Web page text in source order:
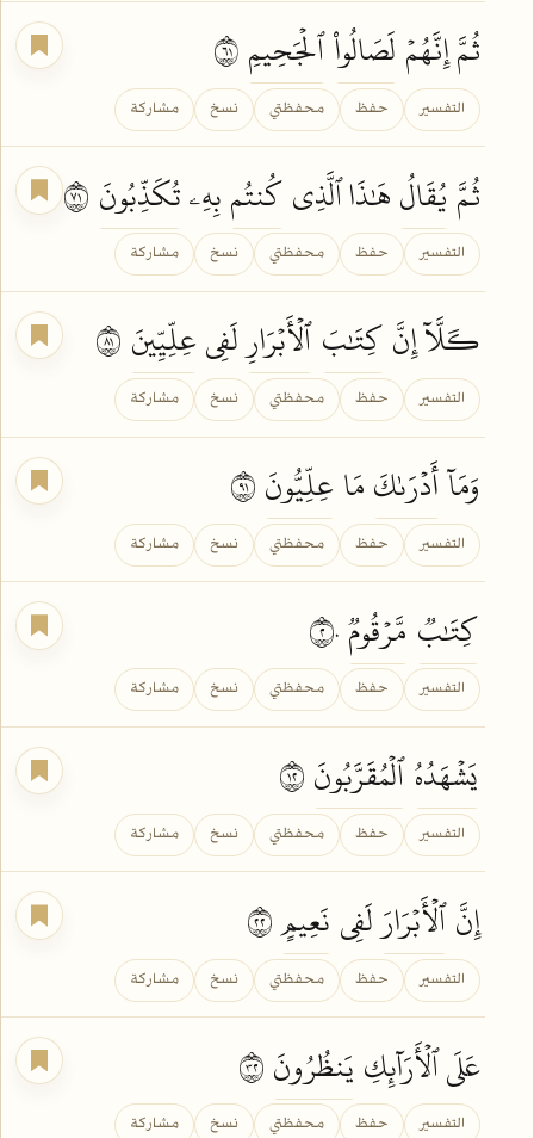
ثُمَّ إِنَّهُمۡ لَصَالُواْٱلۡجَحِيمِ
التفسير حفظ محفظتي نسخ مشاركة
ثُمَّ يُقَالُهَٰذَا ٱلَّذِيكُنتُمبِهِۦتُكَذِّبُونَ
التفسير حفظ محفظتي نسخ مشاركة
كـَلَّآ إِنَّكِتَٰبَٱلۡأَبۡرَارِلَفِيعِلِّيِّينَ
التفسير حفظ محفظتي نسخ مشاركة
وَمَآأَدۡرَىٰكَمَاعِلِّيُّونَ
التفسير حفظ محفظتي نسخ مشاركة
كِتَٰبٞ مَّرۡقُومٞ
التفسير حفظ محفظتي نسخ مشاركة
يَشۡهَدُهُٱلۡمُقَرَّبُونَ
التفسير حفظ محفظتي نسخ مشاركة
إِنَّٱلۡأَبۡرَارَلَفِي نَعِيمٍ٢٢
التفسير حفظ محفظتي نسخ مشاركة
عَلَى ٱلۡأَرَآئِكِ يَنظُرُونَ
التفسير حفظ محفظتي نسخ مشاركة